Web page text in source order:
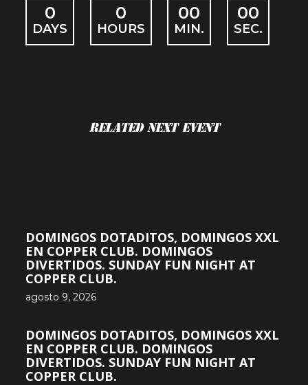
0
DAYS
0
HOURS
00
MIN.
00
SEC.
Related Next Event
DOMINGOS DOTADITOS, DOMINGOS XXL
EN COPPER CLUB. DOMINGOS
DIVERTIDOS. SUNDAY FUN NIGHT AT
COPPER CLUB.
agosto 9, 2026
DOMINGOS DOTADITOS, DOMINGOS XXL
EN COPPER CLUB. DOMINGOS
DIVERTIDOS. SUNDAY FUN NIGHT AT
COPPER CLUB.